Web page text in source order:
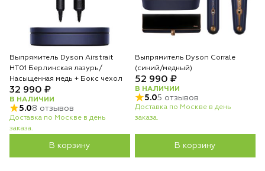
Выпрямитель Dyson Airstrait
HT01 Берлинская лазурь/
Насыщенная медь + Бокс чехол
32 990 ₽
В НАЛИЧИИ
5.08 отзывов
Доставка по Москве в день
заказа.
В корзину
Выпрямитель Dyson Corrale
(синий/медный)
52 990 ₽
В НАЛИЧИИ
5.05 отзывов
Доставка по Москве в день
заказа.
В корзину